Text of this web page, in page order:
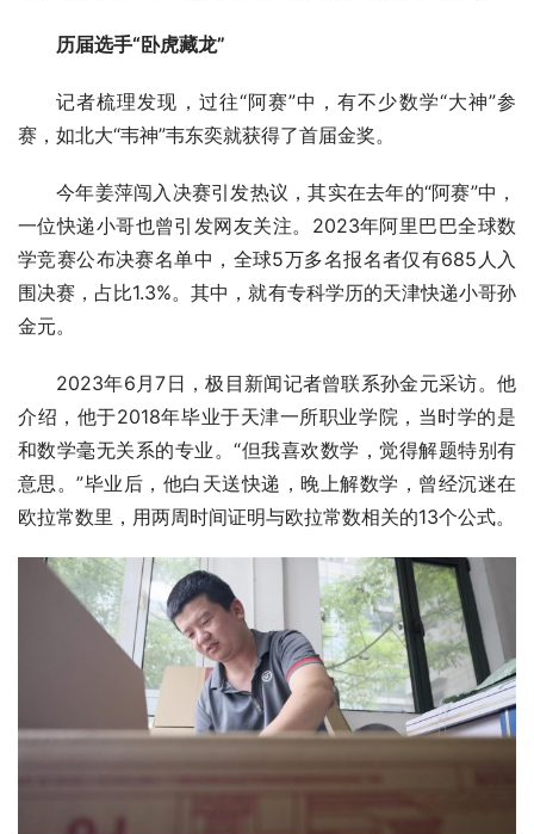
历届选手“卧虎藏龙”
记者梳理发现，过往“阿赛”中，有不少数学“大神”参
赛，如北大“韦神”韦东奕就获得了首届金奖。
今年姜萍闯入决赛引发热议，其实在去年的“阿赛”中，
一位快递小哥也曾引发网友关注。2023年阿里巴巴全球数
学竞赛公布决赛名单中，全球5万多名报名者仅有685人入
围决赛，占比1.3%。其中，就有专科学历的天津快递小哥孙
金元。
2023年6月7日，极目新闻记者曾联系孙金元采访。他
介绍，他于2018年毕业于天津一所职业学院，当时学的是
和数学毫无关系的专业。“但我喜欢数学，觉得解题特别有
意思。”毕业后，他白天送快递，晚上解数学，曾经沉迷在
欧拉常数里，用两周时间证明与欧拉常数相关的13个公式。